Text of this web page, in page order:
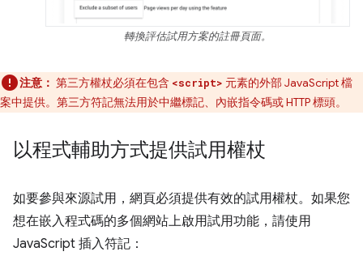
轉換評估試用方案的註冊頁面。
注意： 第三方權杖必須在包含 <script> 元素的外部 JavaScript 檔
案中提供。第三方符記無法用於中繼標記、內嵌指令碼或 HTTP 標頭。
以程式輔助方式提供試用權杖
如要參與來源試用，網頁必須提供有效的試用權杖。如果您
想在嵌入程式碼的多個網站上啟用試用功能，請使用
JavaScript 插入符記：